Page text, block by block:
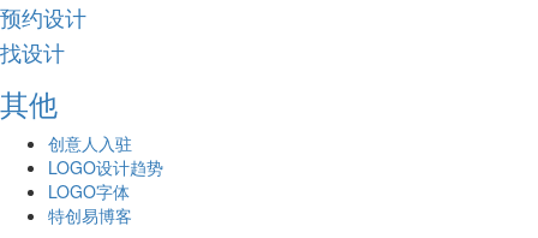
预约设计
找设计
其他
创意人入驻
LOGO设计趋势
LOGO字体
特创易博客